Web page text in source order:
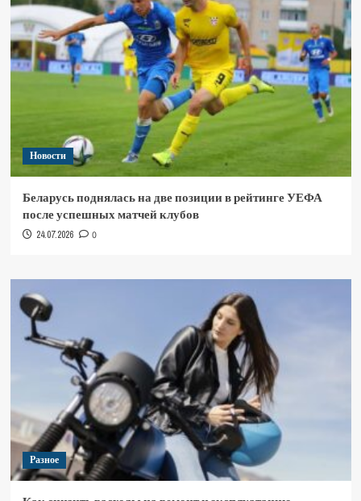
Новости
Беларусь поднялась на две позиции в рейтинге УЕФА
после успешных матчей клубов
24.07.2026 0
Разное